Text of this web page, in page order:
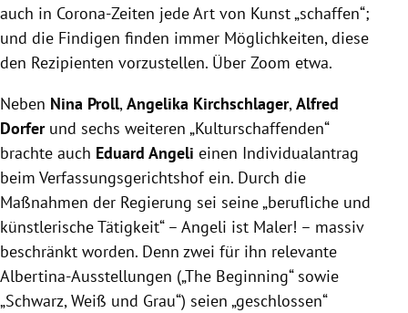
auch in Corona-Zeiten jede Art von Kunst „schaffen“;
und die Findigen finden immer Möglichkeiten, diese
den Rezipienten vorzustellen. Über Zoom etwa.
Neben Nina Proll,Angelika Kirchschlager,Alfred
Dorferund sechs weiteren „Kulturschaffenden“
brachte auch Eduard Angeli einen Individualantrag
beim Verfassungsgerichtshof ein. Durch die
Maßnahmen der Regierung sei seine „berufliche und
künstlerische Tätigkeit“ – Angeli ist Maler! – massiv
beschränkt worden. Denn zwei für ihn relevante
Albertina-Ausstellungen („The Beginning“ sowie
„Schwarz, Weiß und Grau“) seien „geschlossen“